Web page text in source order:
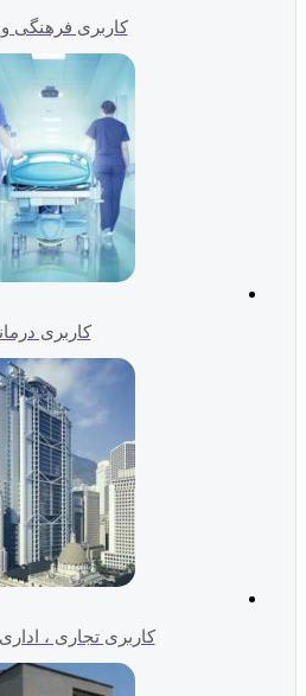
کاربری فرهنگی
کاربری
کاربری تجاری ،